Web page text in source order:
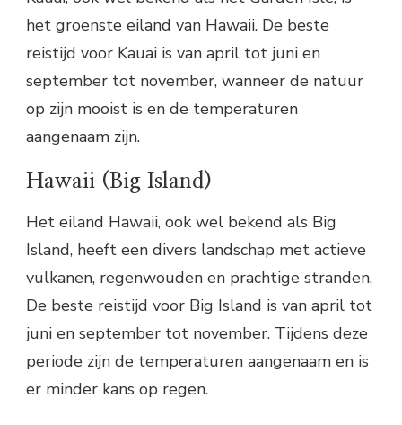
het groenste eiland van Hawaii. De beste
reistijd voor Kauai is van april tot juni en
september tot november, wanneer de natuur
op zijn mooist is en de temperaturen
aangenaam zijn.
Hawaii (Big Island)
Het eiland Hawaii, ook wel bekend als Big
Island, heeft een divers landschap met actieve
vulkanen, regenwouden en prachtige stranden.
De beste reistijd voor Big Island is van april tot
juni en september tot november. Tijdens deze
periode zijn de temperaturen aangenaam en is
er minder kans op regen.